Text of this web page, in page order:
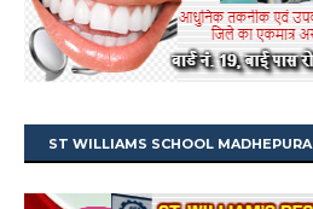
ST WILLIAMS SCHOOL MADHEPURA